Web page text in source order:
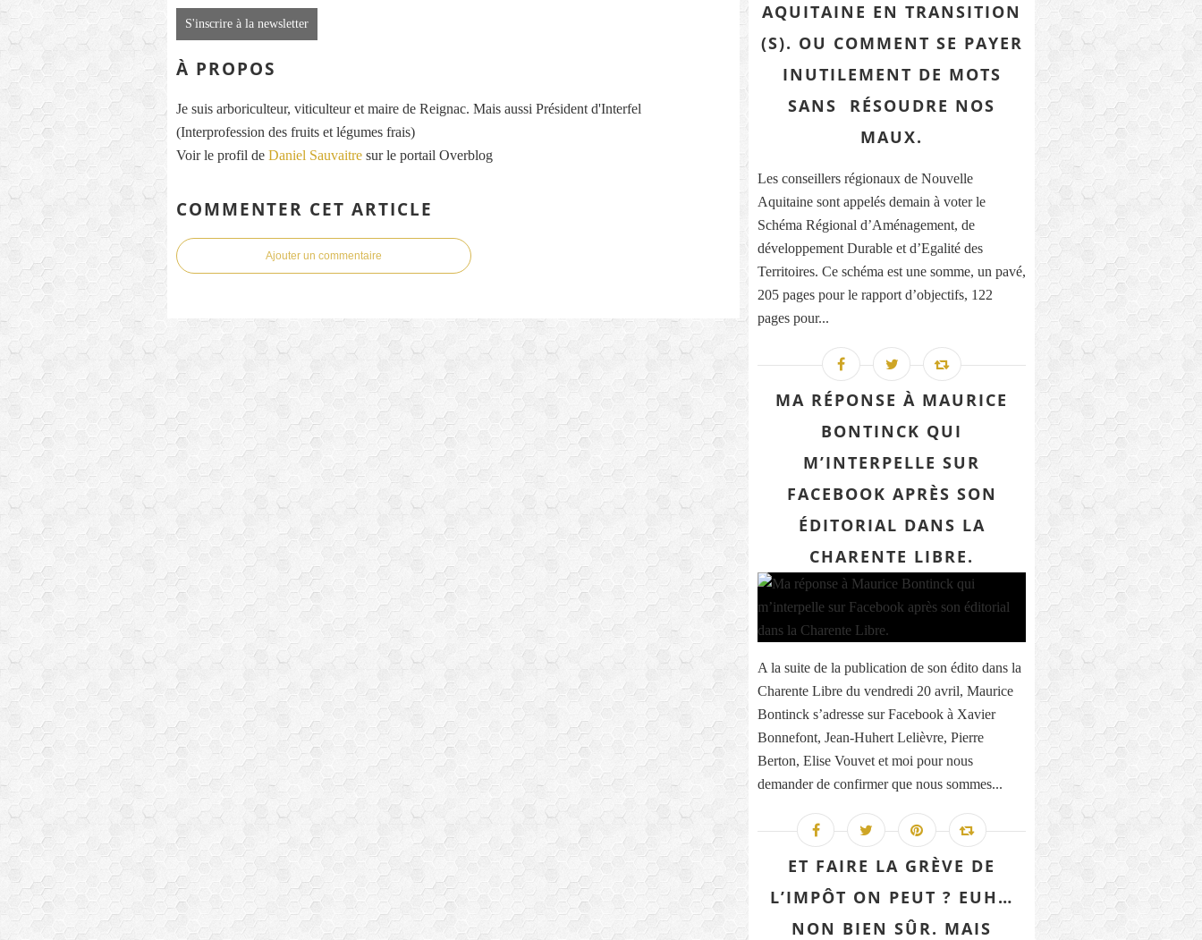
S'inscrire à la newsletter
À PROPOS
Je suis arboriculteur, viticulteur et maire de Reignac. Mais aussi Président d'Interfel
(Interprofession des fruits et légumes frais)
Voir le profil de Daniel Sauvaitre sur le portail Overblog
COMMENTER CET ARTICLE
Ajouter un commentaire
AQUITAINE EN TRANSITION
(S). OU COMMENT SE PAYER
INUTILEMENT DE MOTS
SANS RÉSOUDRE NOS
MAUX.
Les conseillers régionaux de Nouvelle
Aquitaine sont appelés demain à voter le
Schéma Régional d’Aménagement, de
développement Durable et d’Egalité des
Territoires. Ce schéma est une somme, un pavé,
205 pages pour le rapport d’objectifs, 122
pages pour...
MA RÉPONSE À MAURICE
BONTINCK QUI
M’INTERPELLE SUR
FACEBOOK APRÈS SON
ÉDITORIAL DANS LA
CHARENTE LIBRE.
A la suite de la publication de son édito dans la
Charente Libre du vendredi 20 avril, Maurice
Bontinck s’adresse sur Facebook à Xavier
Bonnefont, Jean-Huhert Lelièvre, Pierre
Berton, Elise Vouvet et moi pour nous
demander de confirmer que nous sommes...
ET FAIRE LA GRÈVE DE
L’IMPÔT ON PEUT ? EUH…
NON BIEN SÛR. MAIS